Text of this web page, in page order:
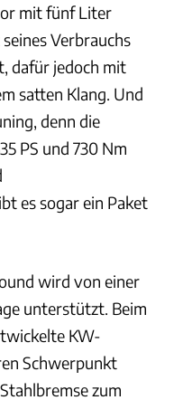
mit fünf Liter
Verbrauchs
dafür jedoch mit
satten Klang. Und
denn die
PS und 730 Nm
es sogar ein Paket
wird von einer
unterstützt. Beim
KW-
Schwerpunkt
zum